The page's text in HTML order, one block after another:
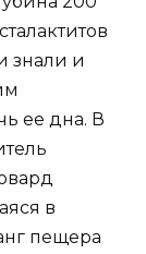
знали и
ее дна. В
в
пещера